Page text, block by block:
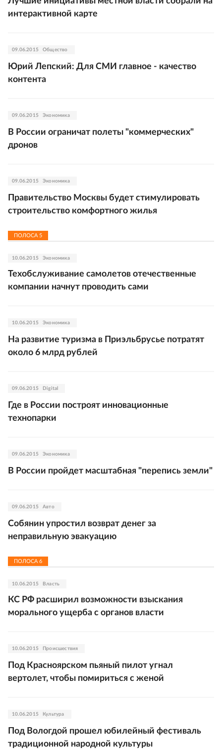
интерактивной карте
09.06.2015 Общество
Юрий Лепский: Для СМИ главное - качество
контента
09.06.2015 Экономика
В России ограничат полеты "коммерческих"
дронов
09.06.2015 Экономика
Правительство Москвы будет стимулировать
строительство комфортного жилья
ПОЛОСА 5
10.06.2015 Экономика
Техобслуживание самолетов отечественные
компании начнут проводить сами
10.06.2015 Экономика
На развитие туризма в Приэльбрусье потратят
около 6 млрд рублей
09.06.2015 Digital
Где в России построят инновационные
технопарки
09.06.2015 Экономика
В России пройдет масштабная "перепись земли"
09.06.2015 Авто
Собянин упростил возврат денег за
неправильную эвакуацию
ПОЛОСА 6
10.06.2015 Власть
КС РФ расширил возможности взыскания
морального ущерба с органов власти
10.06.2015 Происшествия
Под Красноярском пьяный пилот угнал
вертолет, чтобы помириться с женой
10.06.2015 Культура
Под Вологдой прошел юбилейный фестиваль
традиционной народной культуры